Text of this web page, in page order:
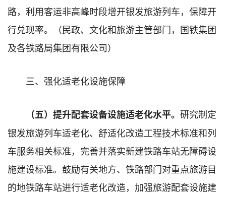
路，利用客运非高峰时段增开银发旅游列车，保障开
行兑现率。（民政、文化和旅游主管部门，国铁集团
及各铁路局集团有限公司）
三、强化适老化设施保障
（五）提升配套设备设施适老化水平。 研究制定
银发旅游列车适老化、舒适化改造工程技术标准和列
车服务相关标准，完善并落实新建铁路车站无障碍设
施建设标准。鼓励有关地方、铁路部门对重点旅游目
的地铁路车站进行适老化改造，加强旅游配套设施建